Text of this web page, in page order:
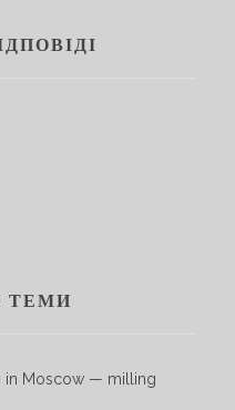
ТЕМИ
in Moscow — milling